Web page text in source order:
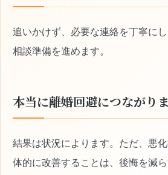
追いかけず、必要な連絡を丁寧に
相談準備を進めます。
本当に離婚回避につながり
結果は状況によります。ただ、悪
体的に改善することは、後悔を減